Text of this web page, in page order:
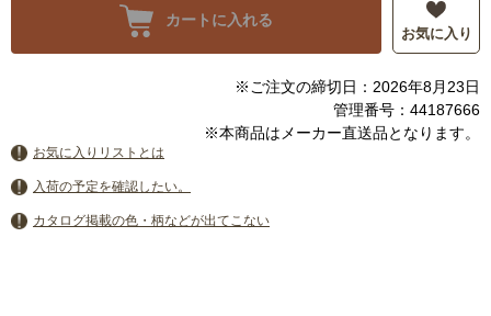
カートに入れる
お気に入り
※ご注文の締切日：2026年8月23日
管理番号：44187666
※本商品はメーカー直送品となります。
お気に入りリストとは
入荷の予定を確認したい。
カタログ掲載の色・柄などが出てこない